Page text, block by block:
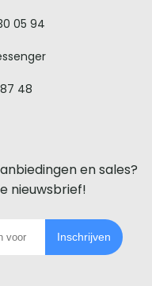
05 94
87 48
en sales?
nieuwsbrief!
Inschrijven